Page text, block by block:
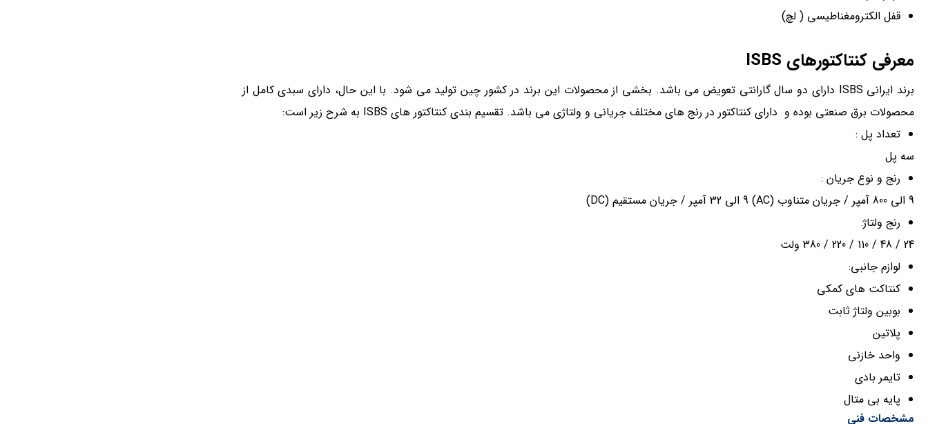
قفل الکترومغناطیسی ( لچ)
معرفی کنتاکتورهای ISBS
برند ایرانی ISBS دارای دو سال گارانتی تعویض می باشد. بخشی از محصولات این برند در کشور چین تولید می شود. با این حال، دارای سبدی کامل از
محصولات برق صنعتی بوده و دارای کنتاکتور در رنج های مختلف جریانی و ولتاژی می باشد. تقسیم بندی کنتاکتور های ISBS به شرح زیر است:
تعداد پل :
سه پل
رنج و نوع جریان :
9 الی 800 آمپر / جریان متناوب (AC) 9 الی 32 آمپر / جریان مستقیم (DC)
رنج ولتاژ:
24 / 48 / 110 / 220 / 380 ولت
لوازم جانبی:
کنتاکت های کمکی
بوبین ولتاژ ثابت
پلاتین
واحد خازنی
تایمر بادی
پایه بی متال
مشخصات فنی